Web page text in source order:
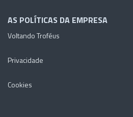
AS POLÍTICAS DA EMPRESA
Voltando Troféus
Privacidade
Cookies